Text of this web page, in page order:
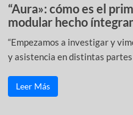
“Aura»: cómo es el
modular hecho
“Empezamos a investigar y
y asistencia en distintas partes
Leer Más